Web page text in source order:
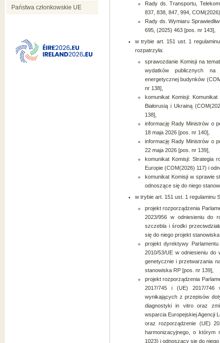
Państwa członkowskie UE
Rady ds. Transportu,
837, 838, 847, 994,
Rady ds. Wymiaru
695, (2025) 463 [pos. nr 143],
w trybie art. 151 ust. 1
rozpatrzyła:
sprawozdanie Komisji na
wydatków publicznych na
energetycznej budynków
nr 138],
komunikat Komisji:
Białorusią i Ukrainą
138],
informację Rady Ministrów o
18 maja 2026 [pos. nr 140],
informację Rady Ministrów o
22 maja 2026 [pos. nr 139],
komunikat Komisji: Strategia
Europie (COM(2026) 117) i
komunikat Komisji w sprawie
odnoszące się do niego
w trybie art. 151 ust. 1 regulaminu
projekt rozporządzenia
2023/956 w odniesieniu do
szczebla i środki
się do niego projekt
projekt dyrektywy
2010/53/UE w odniesieniu do
genetycznie i przetwarzania
stanowiska RP [pos. nr 139],
projekt rozporządzenia
2017/745 i (UE) 2017/746
wynikających z przepisów
diagnostyki in vitro oraz
wsparcia Europejskiej Agencji
oraz rozporządzenie (UE)
harmonizacyjnego, o którym
1023) i odnoszący się do